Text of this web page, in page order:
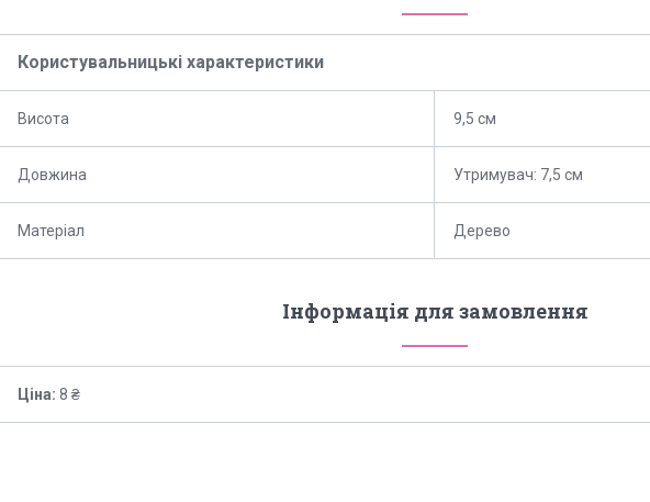
Користувальницькі характеристики
Висота 9,5 см
Довжина Утримувач: 7,5 см
Матеріал Дерево
Інформація для замовлення
Ціна: 8 ₴